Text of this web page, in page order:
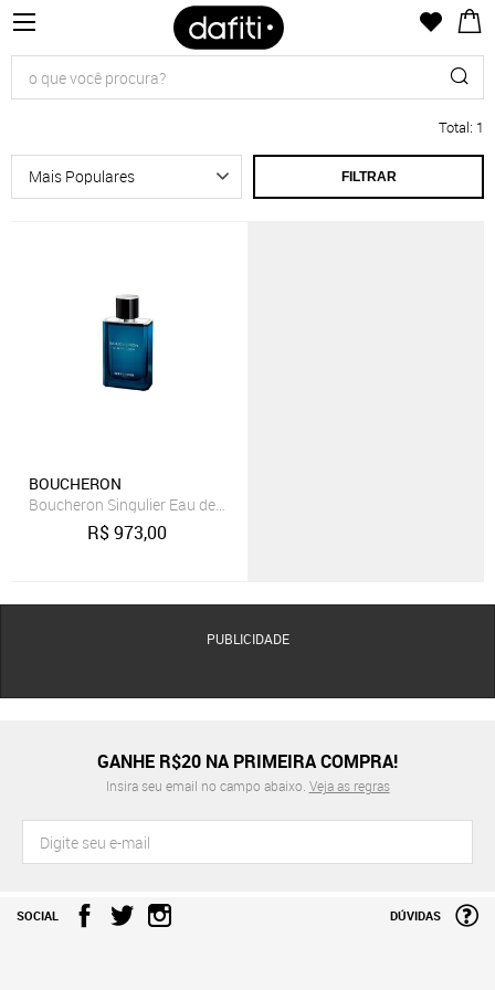
Total: 1
FILTRAR
BOUCHERON
Boucheron Singulier Eau de Parfum Perfume Masculino 100ml
R$973,00
PUBLICIDADE
GANHE R$20 NA PRIMEIRA COMPRA!
Insira seu email no campo abaixo. Veja as regras
SOCIAL DÚVIDAS